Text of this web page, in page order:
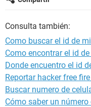
Consulta también:
Como buscar el id de
Como encontrar el id
Donde encuentro el id
Reportar hacker free
Buscar numero de
Cómo saber un